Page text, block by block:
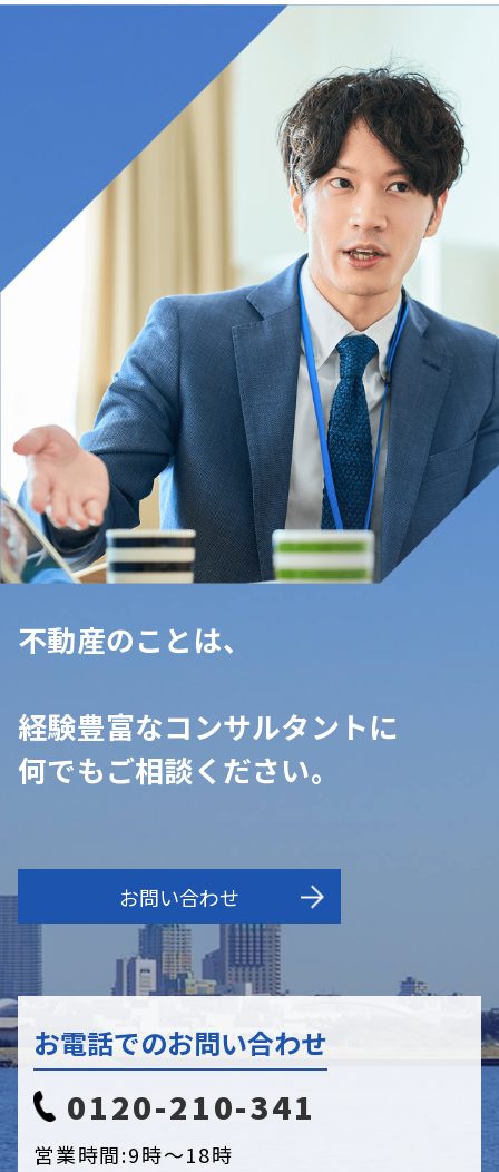
不動産のことは、
経験豊富なコンサルタントに
何でもご相談ください。
お問い合わせ
お電話でのお問い合わせ
0120-210-341
営業時間:9時〜18時